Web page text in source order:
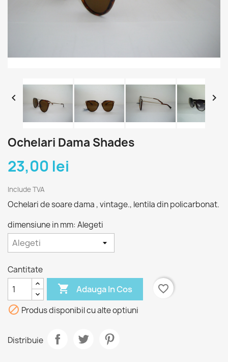
 
Ochelari Dama Shades
23,00 lei
Include TVA
Ochelari de soare dama , vintage., lentila din policarbonat.
dimensiune in mm: Alegeti
Cantitate
 Adauga In Cos
favorite_border
 Produs disponibil cu alte optiuni
Distribuie